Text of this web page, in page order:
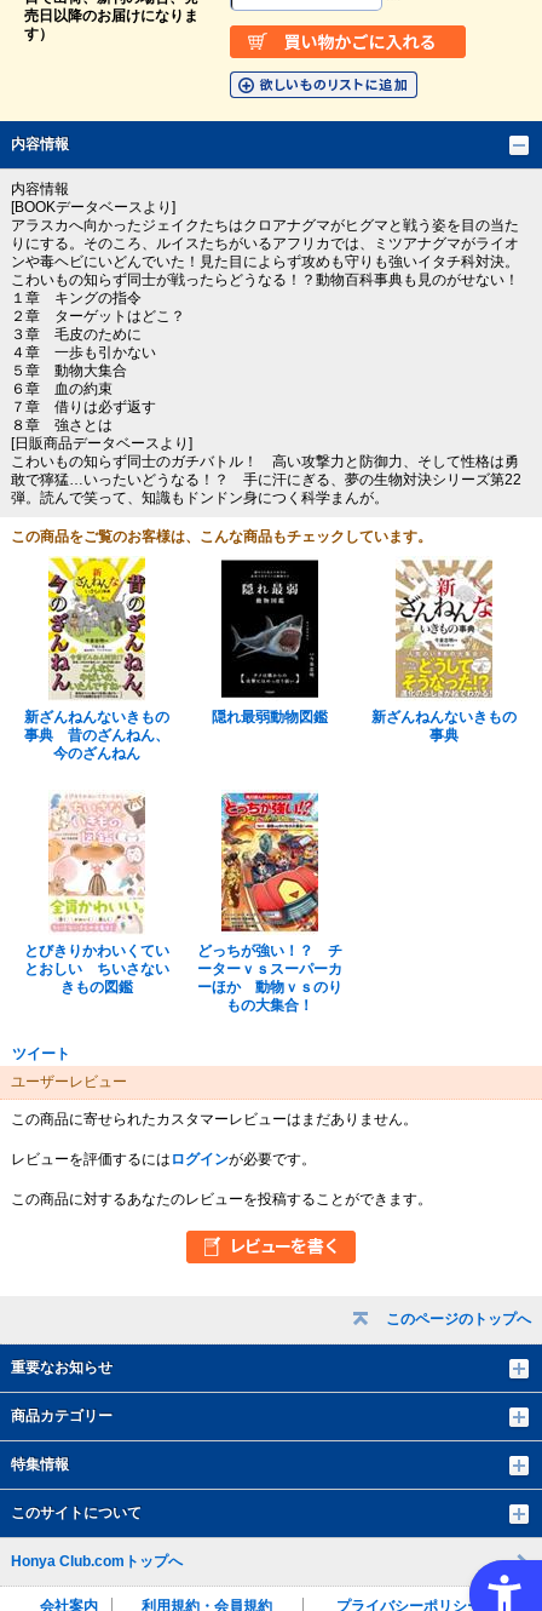
このページのトップへ
重要なお知らせ
商品カテゴリー
特集情報
このサイトについて
売日以降のお届けになりま
す）
内容情報
内容情報
[BOOKデータベースより]
アラスカへ向かったジェイクたちはクロアナグマがヒグマと戦う姿を目の当た
りにする。そのころ、ルイスたちがいるアフリカでは、ミツアナグマがライオ
ンや毒ヘビにいどんでいた！見た目によらず攻めも守りも強いイタチ科対決。
こわいもの知らず同士が戦ったらどうなる！？動物百科事典も見のがせない！
１章 キングの指令
２章 ターゲットはどこ？
３章 毛皮のために
４章 一歩も引かない
５章 動物大集合
６章 血の約束
７章 借りは必ず返す
８章 強さとは
[日販商品データベースより]
こわいもの知らず同士のガチバトル！ 高い攻撃力と防御力、そして性格は勇
敢で獰猛…いったいどうなる！？ 手に汗にぎる、夢の生物対決シリーズ第22
弾。読んで笑って、知識もドンドン身につく科学まんが。
この商品をご覧のお客様は、こんな商品もチェックしています。
新ざんねんないきもの
事典 昔のざんねん、
今のざんねん
隠れ最弱動物図鑑
新ざんねんないきもの
事典
とびきりかわいくてい
とおしい ちいさない
きもの図鑑
どっちが強い！？ チ
ーターｖｓスーパーカ
ーほか 動物ｖｓのり
もの大集合！
ツイート
ユーザーレビュー
この商品に寄せられたカスタマーレビューはまだありません。
レビューを評価するには ログインが必要です。
この商品に対するあなたのレビューを投稿することができます。
Honya Club.comトップへ
会社案内 利用規約・会員規約 プライバシーポリシー